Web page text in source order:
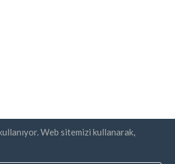
Web sitemizi kullanarak,